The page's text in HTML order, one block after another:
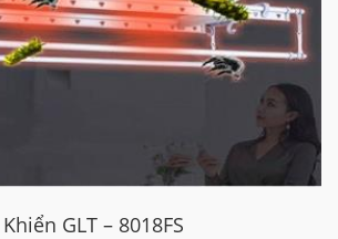
GLT – 8018FS